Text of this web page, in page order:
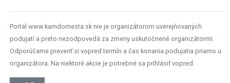
Portál www.kamdomesta.sk nie je organizátorom uverejňovaných
podujatí a preto nezodpovedá za zmeny uskutočnené organizátormi.
Odporúčame preveriť si vopred termín a čas konania podujatia priamo u
organizátora. Na niektoré akcie je potrebné sa prihlásiť vopred.